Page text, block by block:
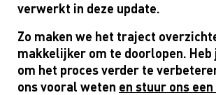
verwerkt in deze update.
Zo maken we het traject
makkelijker om te doorlopen. Heb
om het proces verder te
ons vooral weten en stuur ons